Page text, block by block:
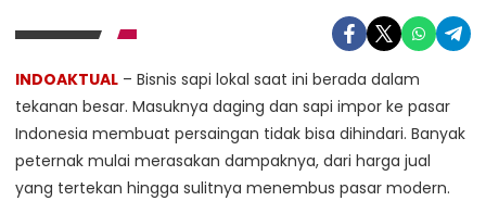
INDOAKTUAL – Bisnis sapi lokal saat ini berada dalam
tekanan besar. Masuknya daging dan sapi impor ke pasar
Indonesia membuat persaingan tidak bisa dihindari. Banyak
peternak mulai merasakan dampaknya, dari harga jual
yang tertekan hingga sulitnya menembus pasar modern.